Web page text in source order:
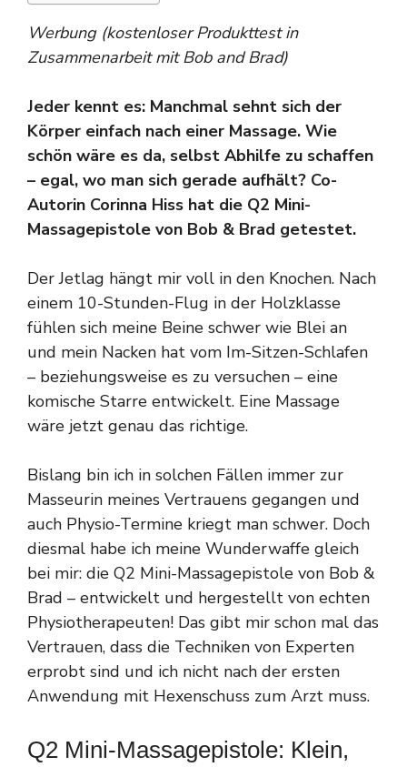
Werbung (kostenloser Produkttest in
Zusammenarbeit mit Bob and Brad)
Jeder kennt es: Manchmal sehnt sich der
Körper einfach nach einer Massage. Wie
schön wäre es da, selbst Abhilfe zu schaffen
– egal, wo man sich gerade aufhält? Co-
Autorin Corinna Hiss hat die Q2 Mini-
Massagepistole von Bob & Brad getestet.
Der Jetlag hängt mir voll in den Knochen. Nach
einem 10-Stunden-Flug in der Holzklasse
fühlen sich meine Beine schwer wie Blei an
und mein Nacken hat vom Im-Sitzen-Schlafen
– beziehungsweise es zu versuchen – eine
komische Starre entwickelt. Eine Massage
wäre jetzt genau das richtige.
Bislang bin ich in solchen Fällen immer zur
Masseurin meines Vertrauens gegangen und
auch Physio-Termine kriegt man schwer. Doch
diesmal habe ich meine Wunderwaffe gleich
bei mir: die Q2 Mini-Massagepistole von Bob &
Brad – entwickelt und hergestellt von echten
Physiotherapeuten! Das gibt mir schon mal das
Vertrauen, dass die Techniken von Experten
erprobt sind und ich nicht nach der ersten
Anwendung mit Hexenschuss zum Arzt muss.
Q2 Mini-Massagepistole: Klein,